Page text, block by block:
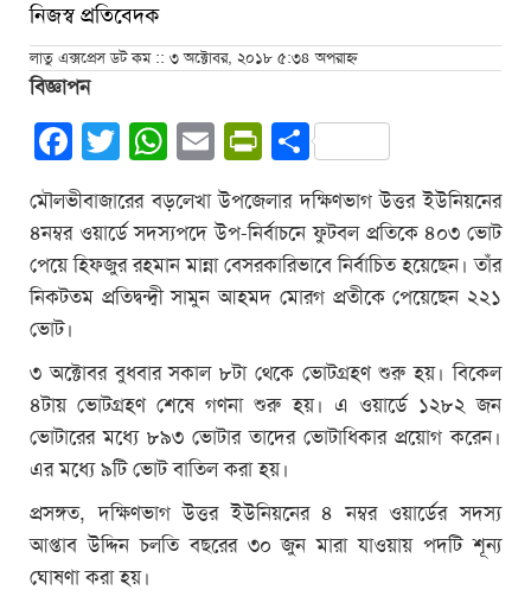
নিজস্ব প্রতিবেদক
লাতু এক্সপ্রেস ডট কম :: ৩ অক্টোবর, ২০১৮ ৫:৩৪ অপরাহ্ন
বিজ্ঞাপন
Facebook
Twitter
WhatsApp
EmailPrintFriendly
Share
মৌলভীবাজারের বড়লেখা উপজেলার দক্ষিণভাগ উত্তর ইউনিয়নের
৪নম্বর ওয়ার্ডে সদস্যপদে উপ-নির্বাচনে ফুটবল প্রতিকে ৪০৩ ভোট
পেয়ে হিফজুর রহমান মান্না বেসরকারিভাবে নির্বাচিত হয়েছেন। তাঁর
নিকটতম প্রতিদ্বন্দ্বী সামুন আহমদ মোরগ প্রতীকে পেয়েছেন ২২১
ভোট।
৩ অক্টোবর বুধবার সকাল ৮টা থেকে ভোটগ্রহণ শুরু হয়। বিকেল
৪টায় ভোটগ্রহণ শেষে গণনা শুরু হয়। এ ওয়ার্ডে ১২৮২ জন
ভোটারের মধ্যে ৮৯৩ ভোটার তাদের ভোটাধিকার প্রয়োগ করেন।
এর মধ্যে ৯টি ভোট বাতিল করা হয়।
প্রসঙ্গত, দক্ষিণভাগ উত্তর ইউনিয়নের ৪ নম্বর ওয়ার্ডের সদস্য
আপ্তাব উদ্দিন চলতি বছরের ৩০ জুন মারা যাওয়ায় পদটি শূন্য
ঘোষণা করা হয়।